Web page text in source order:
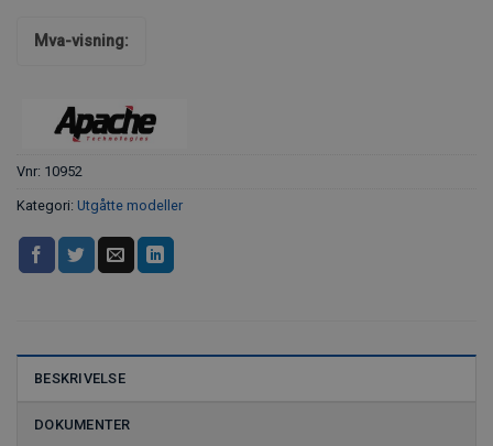
Mva-visning:
Vnr: 10952
Kategori: Utgåtte modeller
BESKRIVELSE
DOKUMENTER